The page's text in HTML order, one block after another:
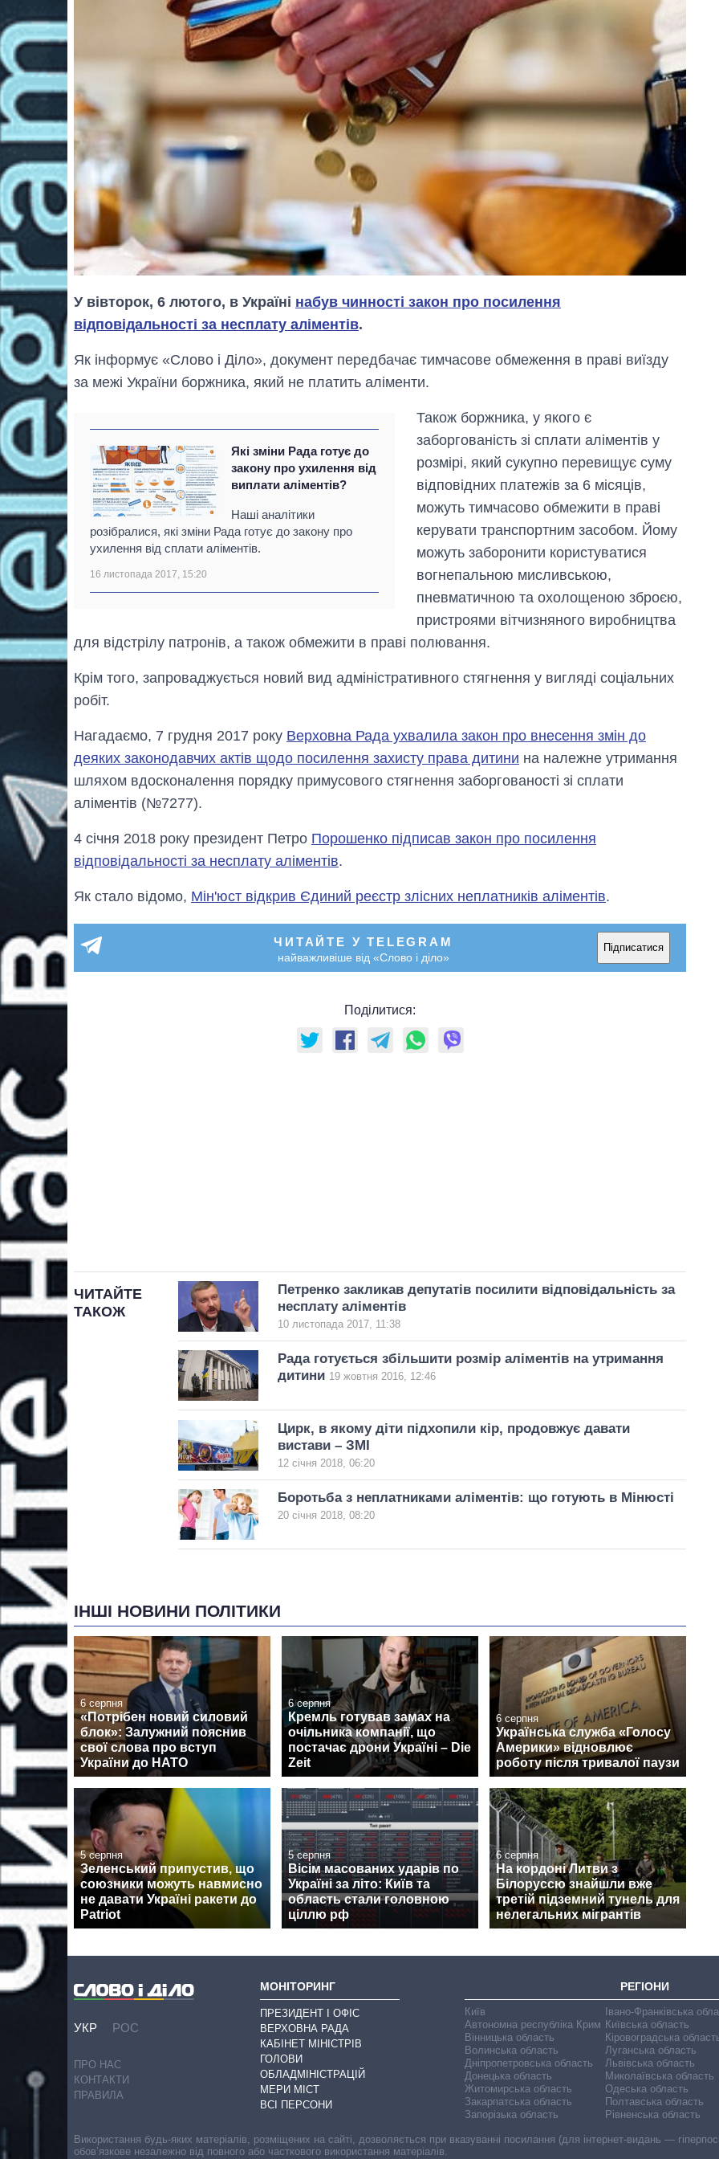
У вівторок, 6 лютого, в Україні набув чинності закон про посилення
відповідальності за несплату аліментів.
Як інформує «Слово і Діло», документ передбачає тимчасове обмеження в праві виїзду
за межі України боржника, який не платить аліменти.
Які зміни Рада готує до
закону про ухилення від
виплати аліментів?
Наші аналітики
розібралися, які зміни Рада готує до закону про
ухилення від сплати аліментів.
16 листопада 2017, 15:20
Також боржника, у якого є
заборгованість зі сплати аліментів у
розмірі, який сукупно перевищує суму
відповідних платежів за 6 місяців,
можуть тимчасово обмежити в праві
керувати транспортним засобом. Йому
можуть заборонити користуватися
вогнепальною мисливською,
пневматичною та охолощеною зброєю,
пристроями вітчизняного виробництва
для відстрілу патронів, а також обмежити в праві полювання.
Крім того, запроваджується новий вид адміністративного стягнення у вигляді соціальних
робіт.
Нагадаємо, 7 грудня 2017 року Верховна Рада ухвалила закон про внесення змін до
деяких законодавчих актів щодо посилення захисту права дитини на належне утримання
шляхом вдосконалення порядку примусового стягнення заборгованості зі сплати
аліментів (№7277).
4 січня 2018 року президент Петро Порошенко підписав закон про посилення
відповідальності за несплату аліментів.
Як стало відомо, Мін'юст відкрив Єдиний реєстр злісних неплатників аліментів.
ЧИТАЙТЕ У TELEGRAM
найважливіше від «Слово і діло»
Підписатися
Поділитися:
ЧИТАЙТЕ
ТАКОЖ
Петренко закликав депутатів посилити відповідальність за
несплату аліментів
10 листопада 2017, 11:38
Рада готується збільшити розмір аліментів на утримання
дитини 19 жовтня 2016, 12:46
Цирк, в якому діти підхопили кір, продовжує давати
вистави – ЗМІ
12 січня 2018, 06:20
Боротьба з неплатниками аліментів: що готують в Мінюсті
20 січня 2018, 08:20
ІНШІ НОВИНИ ПОЛІТИКИ
6 серпня
«Потрібен новий силовий
блок»: Залужний пояснив
свої слова про вступ
України до НАТО
6 серпня
Кремль готував замах на
очільника компанії, що
постачає дрони Україні – Die
Zeit
6 серпня
Українська служба «Голосу
Америки» відновлює
роботу після тривалої паузи
5 серпня
Зеленський припустив, що
союзники можуть навмисно
не давати Україні ракети до
Patriot
5 серпня
Вісім масованих ударів по
Україні за літо: Київ та
область стали головною
ціллю рф
6 серпня
На кордоні Литви з
Білоруссю знайшли вже
третій підземний тунель для
нелегальних мігрантів
літаків і танків
незалежності
УКР РОС
ПРО НАС
КОНТАКТИ
ПРАВИЛА
МОНІТОРИНГ
ПРЕЗИДЕНТ І ОФІС
ВЕРХОВНА РАДА
КАБІНЕТ МІНІСТРІВ
ГОЛОВИ
ОБЛАДМІНІСТРАЦІЙ
МЕРИ МІСТ
ВСІ ПЕРСОНИ
РЕГІОНИ
Київ
Автономна республіка Крим
Вінницька область
Волинська область
Дніпропетровська область
Донецька область
Житомирська область
Закарпатська область
Запорізька область
Івано-Франківська
Київська область
Кіровоградська
Луганська область
Львівська область
Миколаївська область
Одеська область
Полтавська область
Рівненська область
Використання будь-яких матеріалів, розміщених на сайті, дозволяється при вказуванні посилання (для інтернет-видань —
обов’язкове незалежно від повного або часткового використання матеріалів.